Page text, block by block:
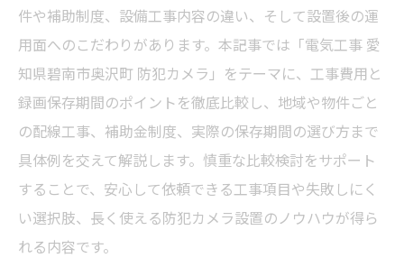
件や補助制度、設備工事内容の違い、そして設置後の運
用面へのこだわりがあります。本記事では「電気工事 愛
知県碧南市奥沢町 防犯カメラ」をテーマに、工事費用と
録画保存期間のポイントを徹底比較し、地域や物件ごと
の配線工事、補助金制度、実際の保存期間の選び方まで
具体例を交えて解説します。慎重な比較検討をサポート
することで、安心して依頼できる工事項目や失敗しにく
い選択肢、長く使える防犯カメラ設置のノウハウが得ら
れる内容です。